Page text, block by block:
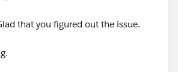
that you figured out the issue.